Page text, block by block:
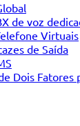
de voz
Virtuais
de Saída
Dois Fatores